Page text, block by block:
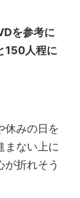
を参考に
150人程に
休みの日を
まない上に
が折れそう